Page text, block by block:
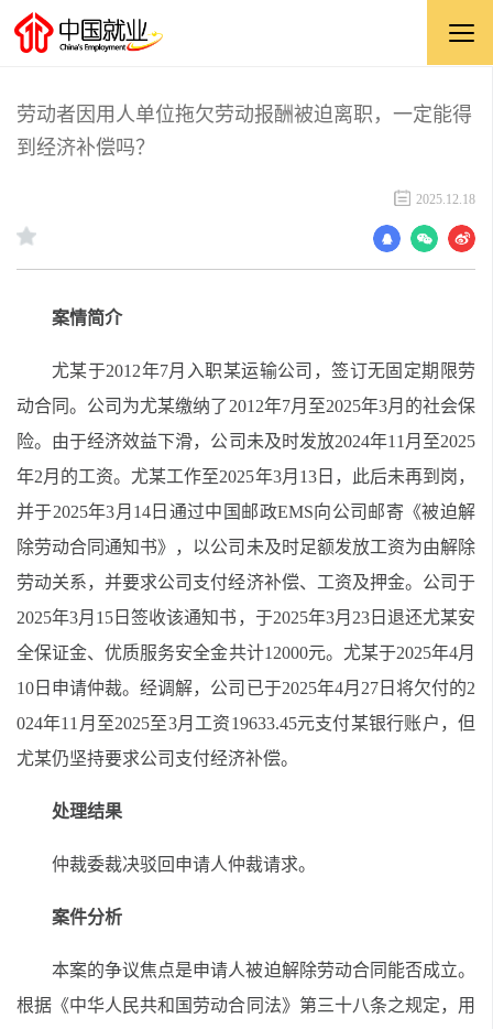
劳动者因用人单位拖欠劳动报酬被迫离职，一定能得
到经济补偿吗？
2025.12.18
案情简介
尤某于2012年7月入职某运输公司，签订无固定期限劳
动合同。公司为尤某缴纳了2012年7月至2025年3月的社会保
险。由于经济效益下滑，公司未及时发放2024年11月至2025
年2月的工资。尤某工作至2025年3月13日，此后未再到岗，
并于2025年3月14日通过中国邮政EMS向公司邮寄《被迫解
除劳动合同通知书》，以公司未及时足额发放工资为由解除
劳动关系，并要求公司支付经济补偿、工资及押金。公司于
2025年3月15日签收该通知书，于2025年3月23日退还尤某安
全保证金、优质服务安全金共计12000元。尤某于2025年4月
10日申请仲裁。经调解，公司已于2025年4月27日将欠付的2
024年11月至2025至3月工资19633.45元支付某银行账户，但
尤某仍坚持要求公司支付经济补偿。
处理结果
仲裁委裁决驳回申请人仲裁请求。
案件分析
本案的争议焦点是申请人被迫解除劳动合同能否成立。
根据《中华人民共和国劳动合同法》第三十八条之规定，用